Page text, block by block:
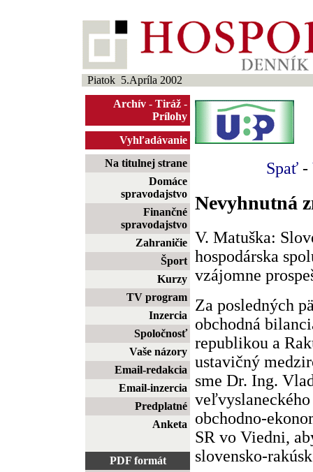
Piatok 5.Apríla 2002
Archív - Tiráž -
Prílohy
Vyhľadávanie
Na titulnej strane
Domáce
spravodajstvo
Finančné
spravodajstvo
Zahraničie
Šport
Kurzy
TV program
Inzercia
Spoločnosť
Vaše názory
Email-redakcia
Email-inzercia
Predplatné
Anketa
PDF formát
Spať -
Nevyhnutná
V. Matuška:
hospodárska
vzájomne
Za posledných
obchodná
republikou a
ustavičný
sme Dr. Ing.
veľvyslaneckého
obchodno-
SR vo Viedni,
slovensko-